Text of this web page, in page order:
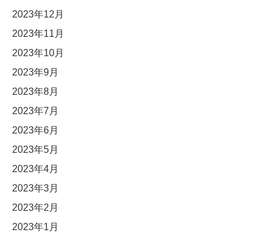
2023年12月
2023年11月
2023年10月
2023年9月
2023年8月
2023年7月
2023年6月
2023年5月
2023年4月
2023年3月
2023年2月
2023年1月